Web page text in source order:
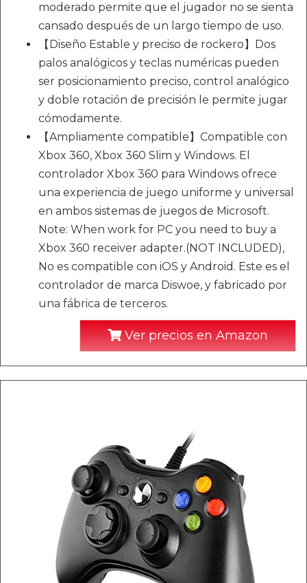
moderado permite que el jugador no se sienta
cansado después de un largo tiempo de uso.
【Diseño Estable y preciso de rockero】Dos
palos analógicos y teclas numéricas pueden
ser posicionamiento preciso, control analógico
y doble rotación de precisión le permite jugar
cómodamente.
【Ampliamente compatible】Compatible con
Xbox 360, Xbox 360 Slim y Windows. El
controlador Xbox 360 para Windows ofrece
una experiencia de juego uniforme y universal
en ambos sistemas de juegos de Microsoft.
Note: When work for PC you need to buy a
Xbox 360 receiver adapter.(NOT INCLUDED),
No es compatible con iOS y Android. Este es el
controlador de marca Diswoe, y fabricado por
una fábrica de terceros.
Ver precios en Amazon